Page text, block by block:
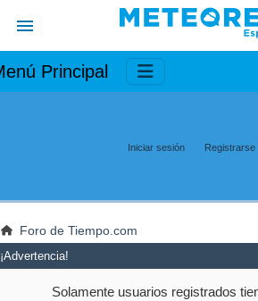
Principal
Iniciar sesión Registrarse
Foro de Tiempo.com
¡Advertencia!
Solamente usuarios registrados